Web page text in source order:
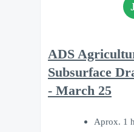
ADS
Subsurface
- March 25
Aprox. 1